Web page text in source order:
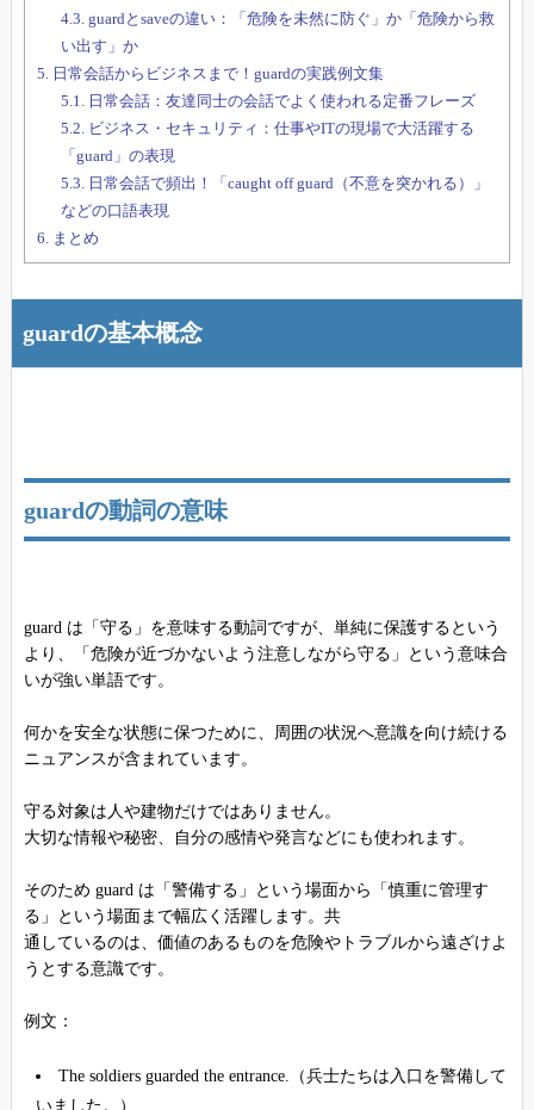
4.3. guardとsaveの違い：「危険を未然に防ぐ」か「危険から救
い出す」か
5. 日常会話からビジネスまで！guardの実践例文集
5.1.
日常会話：友達同士の会話でよく使われる定番フレーズ
5.2. ビジネス・セキュリティ：仕事やITの現場で大活躍する
「guard」の表現
5.3. 日常会話で頻出！「caught off guard（不意を突かれる）」
などの口語表現
6.
まとめ
guardの基本概念
guardの動詞の意味
guard は「守る」を意味する動詞ですが、単純に保護するという
より、「危険が近づかないよう注意しながら守る」という意味合
いが強い単語です。
何かを安全な状態に保つために、周囲の状況へ意識を向け続ける
ニュアンスが含まれています。
守る対象は人や建物だけではありません。
大切な情報や秘密、自分の感情や発言などにも使われます。
そのため guard は「警備する」という場面から「慎重に管理す
る」という場面まで幅広く活躍します。共
通しているのは、価値のあるものを危険やトラブルから遠ざけよ
うとする意識です。
例文：
The soldiers guarded the entrance.（兵士たちは入口を警備して
いました。）